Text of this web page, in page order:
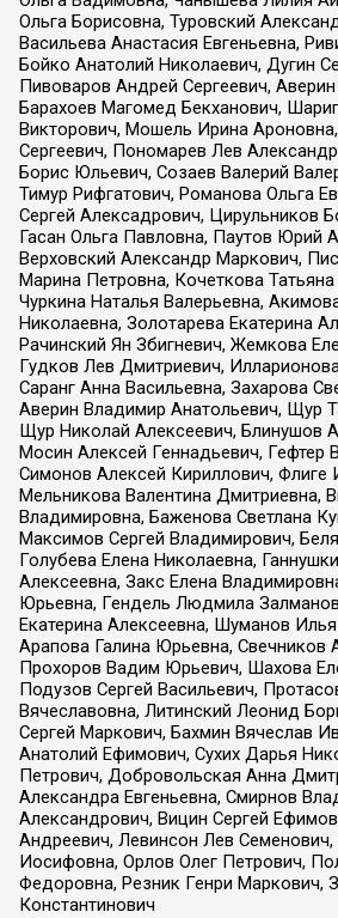
Ольга Борисовна, Туровский
Васильева Анастасия Евгеньевна,
Бойко Анатолий Николаевич, Дугин
Пивоваров Андрей Сергеевич, Аверин
Барахоев Магомед Бекханович,
Викторович, Мошель Ирина
Сергеевич, Пономарев Лев
Борис Юльевич, Созаев Валерий
Тимур Рифгатович, Романова Ольга
Сергей Алексадрович, Цирульников
Гасан Ольга Павловна, Паутов Юрий
Верховский Александр Маркович,
Марина Петровна, Кочеткова
Чуркина Наталья Валерьевна,
Николаевна, Золотарева Екатерина
Рачинский Ян Збигневич, Жемкова
Гудков Лев Дмитриевич,
Саранг Анна Васильевна, Захарова
Аверин Владимир Анатольевич, Щур
Щур Николай Алексеевич, Блинушов
Мосин Алексей Геннадьевич, Гефтер
Симонов Алексей Кириллович, Флиге
Мельникова Валентина Дмитриевна,
Владимировна, Баженова Светлана
Максимов Сергей Владимирович,
Голубева Елена Николаевна,
Алексеевна, Закс Елена
Юрьевна, Гендель Людмила
Екатерина Алексеевна, Шуманов
Арапова Галина Юрьевна, Свечников
Прохоров Вадим Юрьевич, Шахова
Подузов Сергей Васильевич,
Вячеславовна, Литинский Леонид
Сергей Маркович, Бахмин Вячеслав
Анатолий Ефимович, Сухих Дарья
Петрович, Добровольская Анна
Александра Евгеньевна, Смирнов
Александрович, Вицин Сергей
Андреевич, Левинсон Лев
Иосифовна, Орлов Олег Петрович,
Федоровна, Резник Генри Маркович,
Константинович